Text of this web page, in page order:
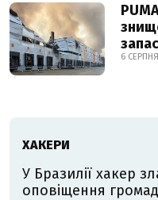
6
ХАКЕРИ
У Бразилії хакер
оповіщення